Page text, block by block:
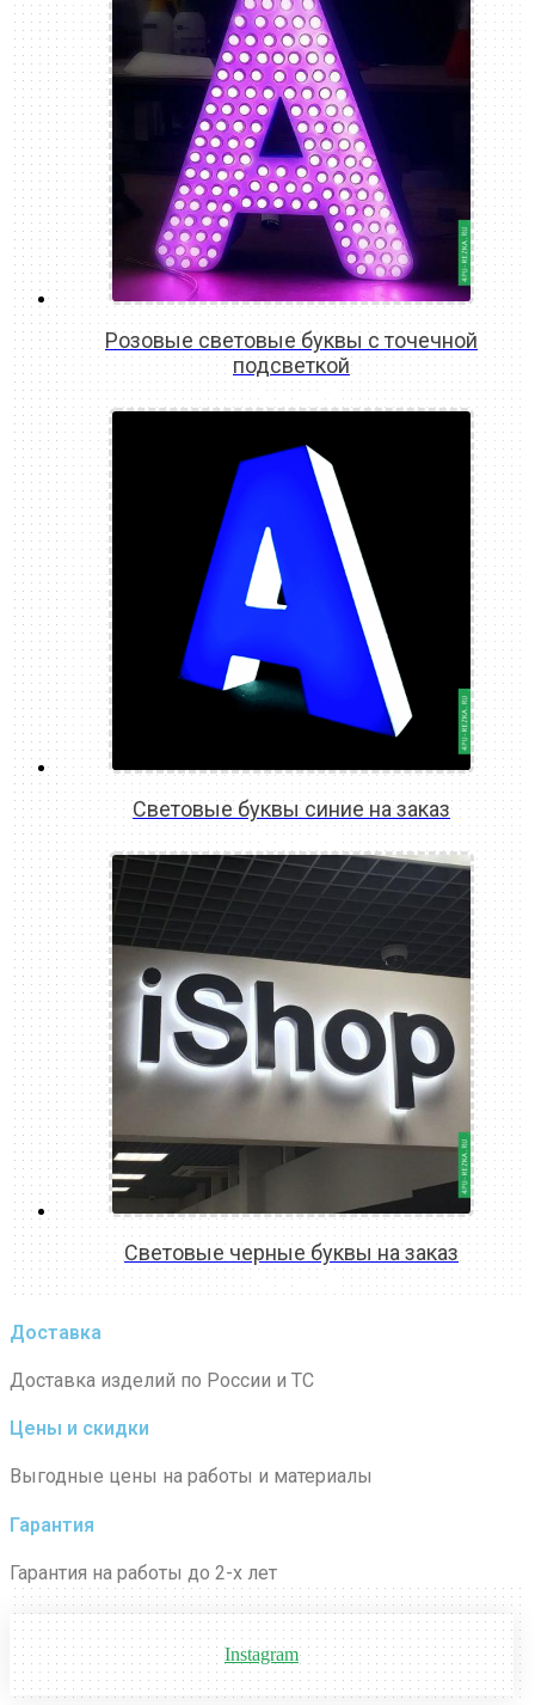
Розовые световые буквы с точечной
подсветкой
READ MORE
Световые буквы синие на заказ
READ MORE
Световые черные буквы на заказ
READ MORE
Доставка
Доставка изделий по России и ТС
Цены и скидки
Выгодные цены на работы и материалы
Гарантия
Гарантия на работы до 2-х лет
Instagram